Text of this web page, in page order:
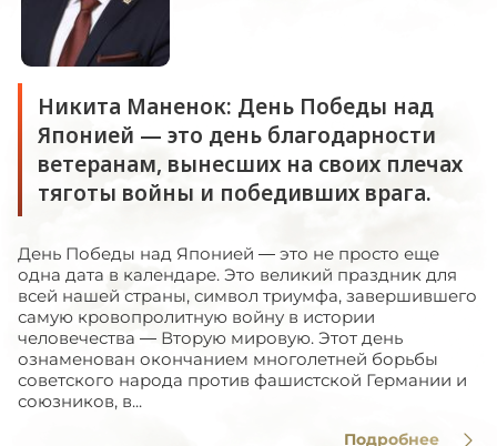
Никита Маненок: День Победы над
Японией — это день благодарности
ветеранам, вынесших на своих плечах
тяготы войны и победивших врага.
День Победы над Японией — это не просто еще
одна дата в календаре. Это великий праздник для
всей нашей страны, символ триумфа, завершившего
самую кровопролитную войну в истории
человечества — Вторую мировую. Этот день
ознаменован окончанием многолетней борьбы
советского народа против фашистской Германии и
союзников, в...
Подробнее